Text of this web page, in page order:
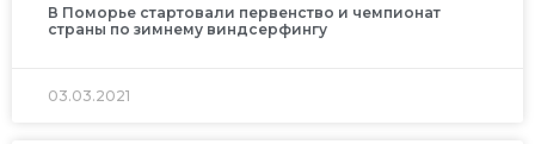
В Поморье стартовали первенство и чемпионат
страны по зимнему виндсерфингу
03.03.2021